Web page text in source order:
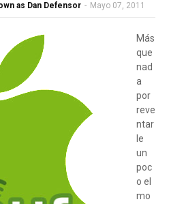
as Dan Defensor - Mayo 07, 2011
Más
que
nad
a
por
reve
ntar
le
un
poc
o el
mo